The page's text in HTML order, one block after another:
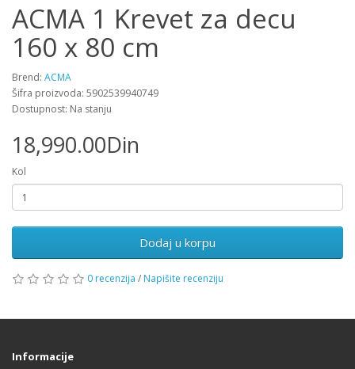
ACMA 1 Krevet za decu
160 x 80 cm
Brend: ACMA
Šifra proizvoda: 5902539940749
Dostupnost: Na stanju
18,990.00Din
Kol
Dodaj u korpu
0 recenzija / Napišite recenziju
Informacije